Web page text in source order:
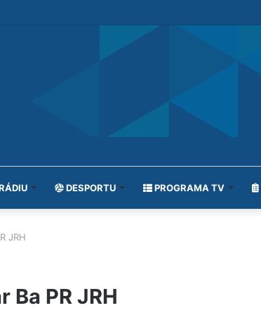
DESPORTU PROGRAMA TV
JRH
Ba PR JRH